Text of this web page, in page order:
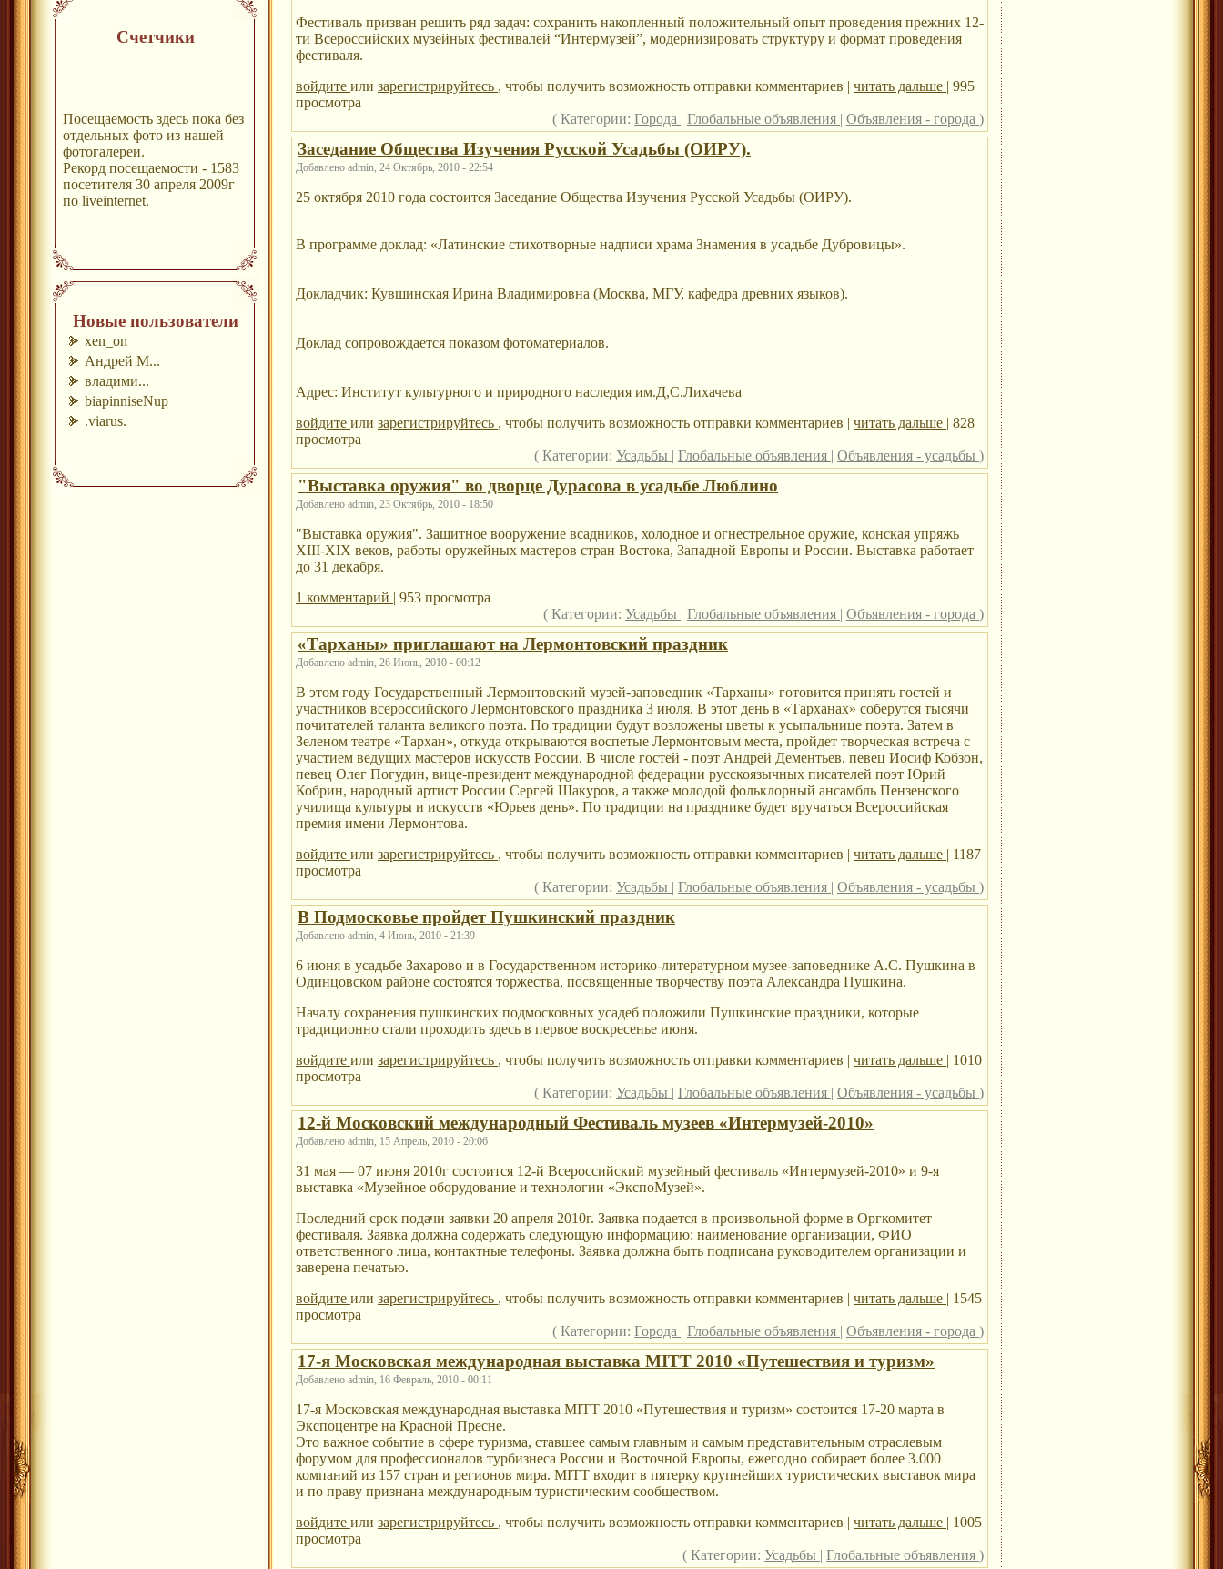
Счетчики
Посещаемость здесь пока без
отдельных фото из нашей
фотогалереи.
Рекорд посещаемости - 1583
посетителя 30 апреля 2009г
по liveinternet.
Новые пользователи
xen_on
Андрей М...
владими...
biapinniseNup
.viarus.
Фестиваль призван решить ряд задач: сохранить накопленный положительный опыт проведения прежних 12-
ти Всероссийских музейных фестивалей “Интермузей”, модернизировать структуру и формат проведения
фестиваля.
войдите или зарегистрируйтесь , чтобы получить возможность отправки комментариев | читать дальше | 995
просмотра
( Категории: Города | Глобальные объявления | Объявления - города )
Заседание Общества Изучения Русской Усадьбы (ОИРУ).
Добавлено admin, 24 Октябрь, 2010 - 22:54
25 октября 2010 года состоится Заседание Общества Изучения Русской Усадьбы (ОИРУ).
В программе доклад: «Латинские стихотворные надписи храма Знамения в усадьбе Дубровицы».
Докладчик: Кувшинская Ирина Владимировна (Москва, МГУ, кафедра древних языков).
Доклад сопровождается показом фотоматериалов.
Адрес: Институт культурного и природного наследия им.Д,С.Лихачева
войдите или зарегистрируйтесь , чтобы получить возможность отправки комментариев | читать дальше | 828
просмотра
( Категории: Усадьбы | Глобальные объявления | Объявления - усадьбы )
"Выставка оружия" во дворце Дурасова в усадьбе Люблино
Добавлено admin, 23 Октябрь, 2010 - 18:50
"Выставка оружия". Защитное вооружение всадников, холодное и огнестрельное оружие, конская упряжь
XIII-XIX веков, работы оружейных мастеров стран Востока, Западной Европы и России. Выставка работает
до 31 декабря.
1 комментарий | 953 просмотра
( Категории: Усадьбы | Глобальные объявления | Объявления - города )
«Тарханы» приглашают на Лермонтовский праздник
Добавлено admin, 26 Июнь, 2010 - 00:12
В этом году Государственный Лермонтовский музей-заповедник «Тарханы» готовится принять гостей и
участников всероссийского Лермонтовского праздника 3 июля. В этот день в «Тарханах» соберутся тысячи
почитателей таланта великого поэта. По традиции будут возложены цветы к усыпальнице поэта. Затем в
Зеленом театре «Тархан», откуда открываются воспетые Лермонтовым места, пройдет творческая встреча с
участием ведущих мастеров искусств России. В числе гостей - поэт Андрей Дементьев, певец Иосиф Кобзон,
певец Олег Погудин, вице-президент международной федерации русскоязычных писателей поэт Юрий
Кобрин, народный артист России Сергей Шакуров, а также молодой фольклорный ансамбль Пензенского
училища культуры и искусств «Юрьев день». По традиции на празднике будет вручаться Всероссийская
премия имени Лермонтова.
войдите или зарегистрируйтесь , чтобы получить возможность отправки комментариев | читать дальше | 1187
просмотра
( Категории: Усадьбы | Глобальные объявления | Объявления - усадьбы )
В Подмосковье пройдет Пушкинский праздник
Добавлено admin, 4 Июнь, 2010 - 21:39
6 июня в усадьбе Захарово и в Государственном историко-литературном музее-заповеднике А.С. Пушкина в
Одинцовском районе состоятся торжества, посвященные творчеству поэта Александра Пушкина.
Началу сохранения пушкинских подмосковных усадеб положили Пушкинские праздники, которые
традиционно стали проходить здесь в первое воскресенье июня.
войдите или зарегистрируйтесь , чтобы получить возможность отправки комментариев | читать дальше | 1010
просмотра
( Категории: Усадьбы | Глобальные объявления | Объявления - усадьбы )
12-й Московский международный Фестиваль музеев «Интермузей-2010»
Добавлено admin, 15 Апрель, 2010 - 20:06
31 мая — 07 июня 2010г состоится 12-й Всероссийский музейный фестиваль «Интермузей-2010» и 9-я
выставка «Музейное оборудование и технологии «ЭкспоМузей».
Последний срок подачи заявки 20 апреля 2010г. Заявка подается в произвольной форме в Оргкомитет
фестиваля. Заявка должна содержать следующую информацию: наименование организации, ФИО
ответственного лица, контактные телефоны. Заявка должна быть подписана руководителем организации и
заверена печатью.
войдите или зарегистрируйтесь , чтобы получить возможность отправки комментариев | читать дальше | 1545
просмотра
( Категории: Города | Глобальные объявления | Объявления - города )
17-я Московская международная выставка MITT 2010 «Путешествия и туризм»
Добавлено admin, 16 Февраль, 2010 - 00:11
17-я Московская международная выставка MITT 2010 «Путешествия и туризм» состоится 17-20 марта в
Экспоцентре на Красной Пресне.
Это важное событие в сфере туризма, ставшее самым главным и самым представительным отраслевым
форумом для профессионалов турбизнеса России и Восточной Европы, ежегодно собирает более 3.000
компаний из 157 стран и регионов мира. MITT входит в пятерку крупнейших туристических выставок мира
и по праву признана международным туристическим сообществом.
войдите или зарегистрируйтесь , чтобы получить возможность отправки комментариев | читать дальше | 1005
просмотра
( Категории: Усадьбы | Глобальные объявления )